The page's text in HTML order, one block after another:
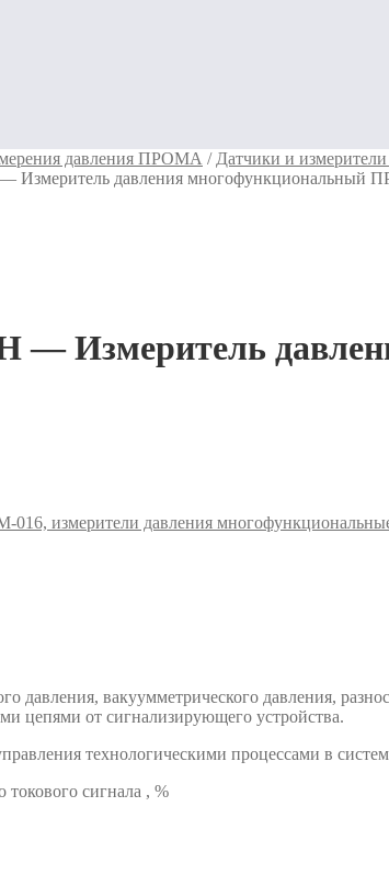
давления ПРОМА / Датчики и
давления многофункциональный
Измеритель
измерители давления
давления, вакуумметрического давления,
цепями от сигнализирующего устройства.
технологическими процессами в
сигнала , %